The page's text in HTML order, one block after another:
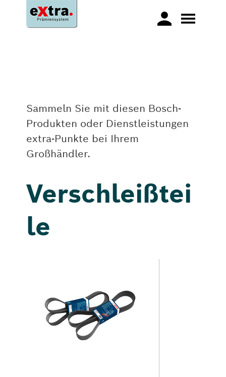
Sammeln Sie mit diesen Bosch-
Produkten oder Dienstleistungen
extra-Punkte bei Ihrem
Großhändler.
Verschleißtei
le